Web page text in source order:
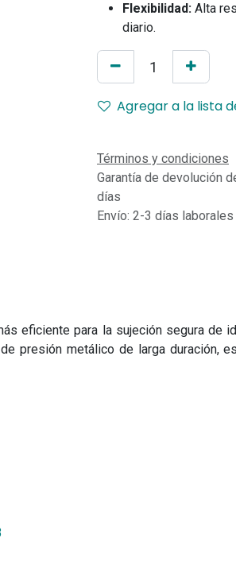
Flexibilidad: Alta
diario.
Agregar a la lista
Términos y condiciones
Garantía de devolución
días
Envío: 2-3 días laborales
eficiente para la sujeción segura de
presión metálico de larga duración,